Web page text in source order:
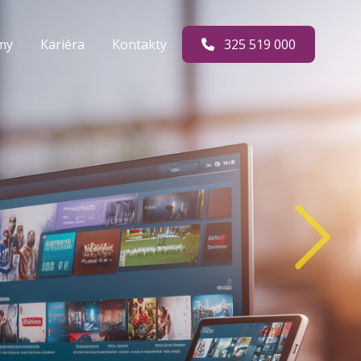
Kariéra Kontakty 325 519 000